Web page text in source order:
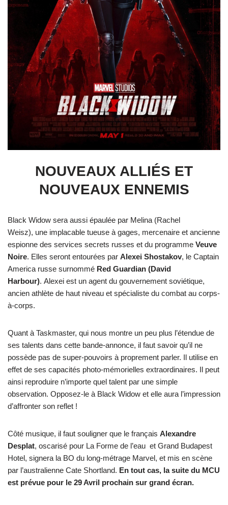
NOUVEAUX ALLIÉS ET
NOUVEAUX ENNEMIS
Black Widow sera aussi épaulée par Melina (Rachel
Weisz), une implacable tueuse à gages, mercenaire et ancienne
espionne des services secrets russes et du programme Veuve
Noire. Elles seront entourées par Alexei Shostakov, le Captain
America russe surnommé Red Guardian (David
Harbour). Alexei est un agent du gouvernement soviétique,
ancien athlète de haut niveau et spécialiste du combat au corps-
à-corps.
Quant à Taskmaster, qui nous montre un peu plus l’étendue de
ses talents dans cette bande-annonce, il faut savoir qu’il ne
possède pas de super-pouvoirs à proprement parler. Il utilise en
effet de ses capacités photo-mémorielles extraordinaires. Il peut
ainsi reproduire n’importe quel talent par une simple
observation. Opposez-le à Black Widow et elle aura l’impression
d’affronter son reflet !
Côté musique, il faut souligner que le français Alexandre
Desplat, oscarisé pour La Forme de l’eau et Grand Budapest
Hotel, signera la BO du long-métrage Marvel, et mis en scène
par l’australienne Cate Shortland. En tout cas, la suite du MCU
est prévue pour le 29 Avril prochain sur grand écran.